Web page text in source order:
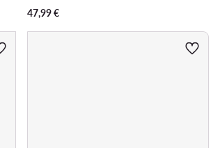
47,99€